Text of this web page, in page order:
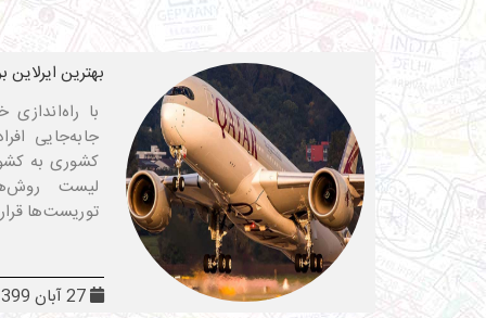
بهترین ایرلاین
با
جابه‌جایی
کشوری به
لیست
توریست‌ها